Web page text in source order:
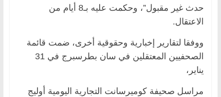
حدث غير مقبول”، وحكمت عليه بـ8 أيام من
الاعتقال.
ووفقا لتقارير إخبارية وحقوقية أخرى، ضمت قائمة
الصحفيين المعتقلين في سان بطرسبرج في 31
يناير،
مراسل صحيفة كوميرسانت التجارية اليومية أوليج